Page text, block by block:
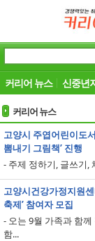
커리어 뉴스 신중년
커리어 뉴스
고양시 주엽어린이도
뽐내기 그림책’ 진행
- 주제 정하기, 글쓰기,
고양시건강가정지원
축제’ 참여자 모집
- 오는 9월 가족과 함
함...